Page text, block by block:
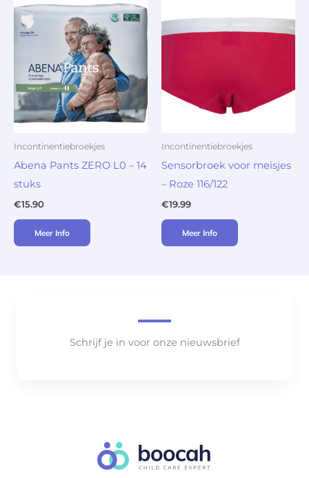
Incontinentiebroekjes
Abena Pants ZERO L0 – 14
stuks
€15.90
Meer Info
Incontinentiebroekjes
Sensorbroek voor meisjes
– Roze 116/122
€19.99
Meer Info
Schrijf je in voor onze nieuwsbrief